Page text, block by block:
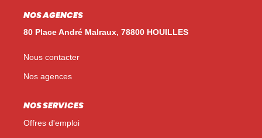
NOS AGENCES
80 Place André Malraux, 78800 HOUILLES
Nous contacter
Nos agences
NOS SERVICES
Offres d'emploi